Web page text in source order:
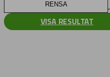
RENSA
VISA RESULTAT